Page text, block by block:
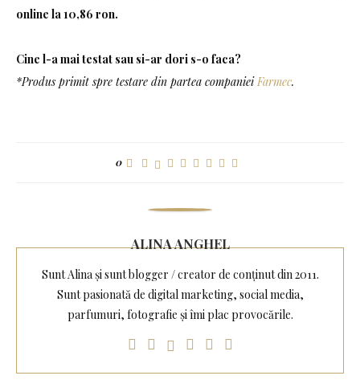
online la 10,86 ron.
Cine l-a mai testat sau si-ar dori s-o faca?
*Produs primit spre testare din partea companieiFarmec.
0
ALINA ANGHEL
Sunt Alina și sunt blogger / creator de conținut din 2011.
Sunt pasionată de digital marketing, social media,
parfumuri, fotografie și îmi plac provocările.